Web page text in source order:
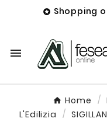
 Shopping

Home
L'Edilizia